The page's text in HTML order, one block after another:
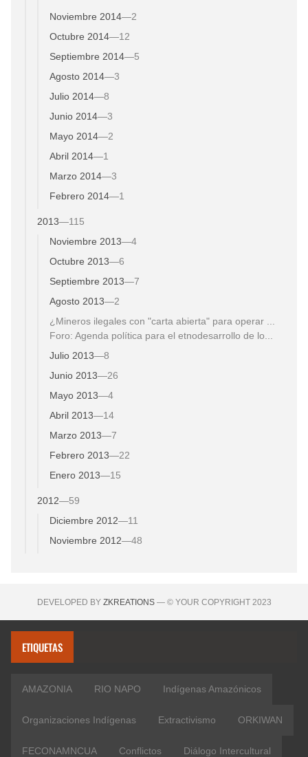
Noviembre 2014—2
Octubre 2014—12
Septiembre 2014—5
Agosto 2014—3
Julio 2014—8
Junio 2014—3
Mayo 2014—2
Abril 2014—1
Marzo 2014—3
Febrero 2014—1
2013—115
Noviembre 2013—4
Octubre 2013—6
Septiembre 2013—7
Agosto 2013—2
¿Mineros ilegales con "carta abierta" para operar ...
Foro: Agenda política para el etnodesarrollo de lo...
Julio 2013—8
Junio 2013—26
Mayo 2013—4
Abril 2013—14
Marzo 2013—7
Febrero 2013—22
Enero 2013—15
2012—59
Diciembre 2012—11
Noviembre 2012—48
DEVELOPED BY ZKREATIONS— © YOUR COPYRIGHT 2023
ETIQUETAS
AMAZONIA RIO NAPO Indígenas Amazónicos
Organizaciones Indígenas Extractivismo ORKIWAN
FECONAMNCUA Conflictos Diálogo Intercultural